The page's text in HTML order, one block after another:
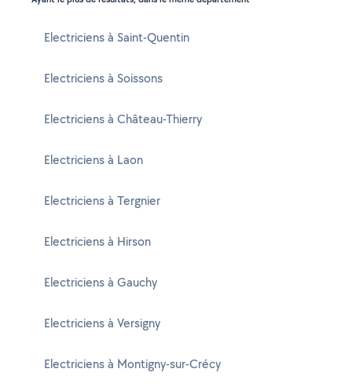
Electriciens à Saint-Quentin
Electriciens à Soissons
Electriciens à Château-Thierry
Electriciens à Laon
Electriciens à Tergnier
Electriciens à Hirson
Electriciens à Gauchy
Electriciens à Versigny
Electriciens à Montigny-sur-Crécy